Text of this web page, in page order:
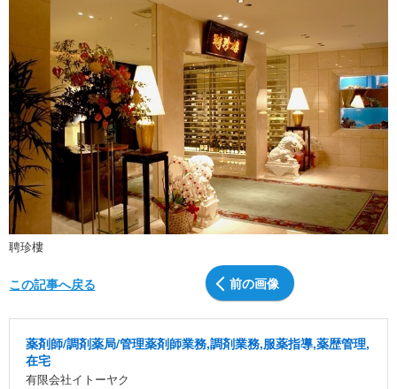
ショッピング
聘珍樓
前の画像
この記事へ戻る
薬剤師/調剤薬局/管理薬剤師業務,調剤業務,服薬指導,薬歴管理,
在宅
有限会社イトーヤク